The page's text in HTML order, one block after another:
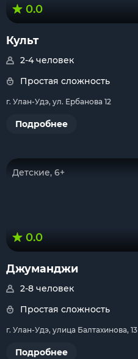
0.0
Культ
2-4 человек
Простая сложность
г. Улан-Удэ, ул. Ербанова 12
Подробнее
Детские, 6+
0.0
Джуманджи
2-8 человек
Простая сложность
г. Улан-Удэ, улица Балтахинова, 13
Подробнее